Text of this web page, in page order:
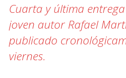
Cuarta y última
joven autor Rafael
publicado
viernes.